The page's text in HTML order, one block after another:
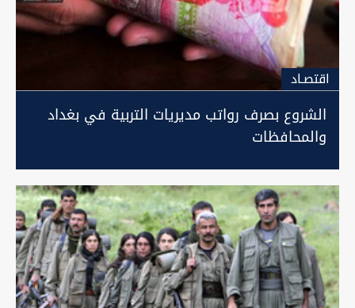
اقتصـاد
الشروع بصرف رواتب مديريات التربية في بغداد
والمحافظات